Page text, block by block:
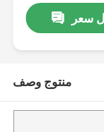
سعر
منتوج وصف